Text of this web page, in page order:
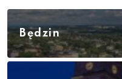
Będzin